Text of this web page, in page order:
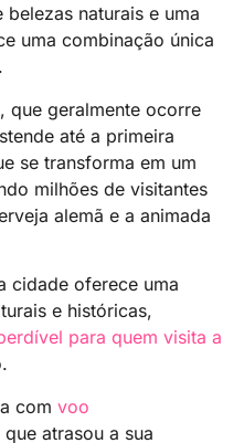
naturais e uma
uma combinação única
que geralmente ocorre
até a primeira
se transforma em um
milhões de visitantes
alemã e a animada
cidade oferece uma
e históricas,
para quem visita a
com voo
que atrasou a sua